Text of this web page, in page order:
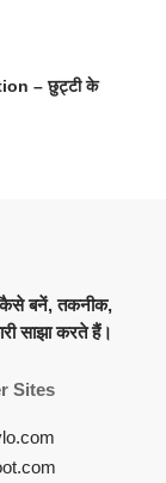
– छुट्टी के
साझा करते हैं।
Sites